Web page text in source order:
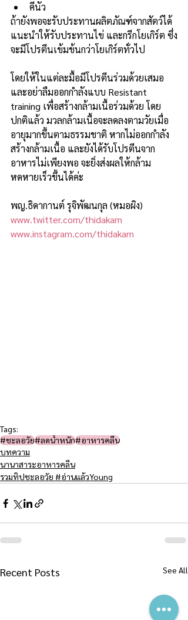
คีนัว
ถ้ายังพอจะรับประทานผลิตภัณฑ์จากสัตว์ได้
แนะนำให้รับประทานไข่ และกรีกโยเกิร์ต ซึ่ง
จะมีโปรตีนเข้มข้นกว่าโยเกิร์ตทั่วไป
โดยให้ในแต่ละมื้อมีโปรตีนร่วมด้วยเสมอ
และอย่าลืมออกกำลังแบบ Resistant
training เพื่อสร้างกล้ามเนื้อร่วมด้วย โดย
ปกติแล้ว มวลกล้ามเนื้อจะลดลงตามวัยเมื่อ
อายุมากขึ้นตามธรรมชาติ หากไม่ออกกำลัง
สร้างกล้ามเนื้อ และยังได้รับโปรตีนจาก
อาหารไม่เพียงพอ จะยิ่งส่งผลให้กล้าม
หดหายเร็วขึ้นได้ค่ะ
พญ.ธิดากานต์ รุจิพัฒนกุล (หมอผิง)
www.twitter.com/thidakarn
www.instagram.com/thidakarn
Tags:
#ชะลอวัย​#ลดน้ำหนัก#อาหารคลีน
บทความ
นานาสาระอาหารคลีน
รวมทิปชะลอวัย #อ่านแล้วYoung
Recent Posts See All